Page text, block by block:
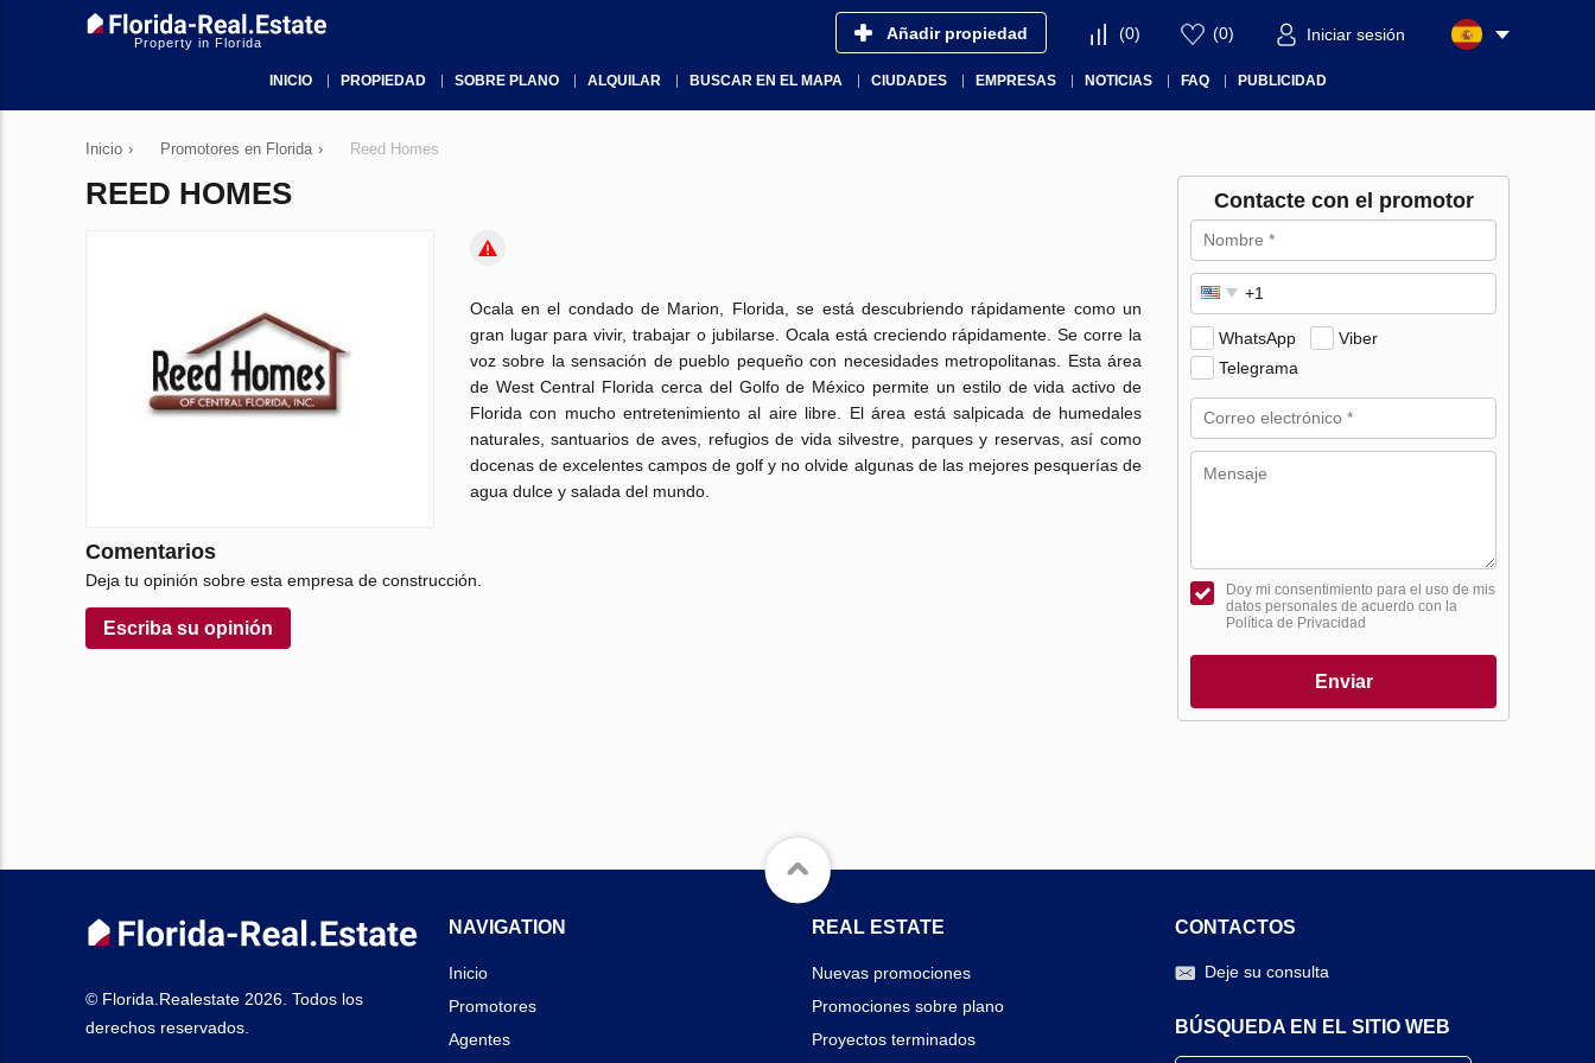
Property in Florida Añadir propiedad (0) (0) Iniciar sesión
INICIO PROPIEDAD SOBRE PLANO ALQUILAR BUSCAR EN EL MAPA CIUDADES EMPRESAS NOTICIAS FAQ PUBLICIDAD
Inicio › Promotores en Florida › Reed Homes
REED HOMES
Ocala en el condado de Marion, Florida, se está descubriendo rápidamente como un
gran lugar para vivir, trabajar o jubilarse. Ocala está creciendo rápidamente. Se corre la
voz sobre la sensación de pueblo pequeño con necesidades metropolitanas. Esta área
de West Central Florida cerca del Golfo de México permite un estilo de vida activo de
Florida con mucho entretenimiento al aire libre. El área está salpicada de humedales
naturales, santuarios de aves, refugios de vida silvestre, parques y reservas, así como
docenas de excelentes campos de golf y no olvide algunas de las mejores pesquerías de
agua dulce y salada del mundo.
Comentarios
Deja tu opinión sobre esta empresa de construcción.
Escriba su opinión
Contacte con el promotor
WhatsApp
Viber
Telegrama
Doy mi consentimiento para el uso de mis
datos personales de acuerdo con la
Política de Privacidad
Enviar
© Florida.Realestate 2026. Todos los
derechos reservados.
NAVIGATION
Inicio
Promotores
Agentes
REAL ESTATE
Nuevas promociones
Promociones sobre plano
Proyectos terminados
CONTACTOS
Deje su consulta
BÚSQUEDA EN EL SITIO WEB